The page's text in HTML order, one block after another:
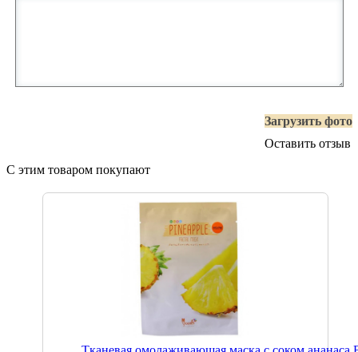
Загрузить фото
Оставить отзыв
С этим товаром покупают